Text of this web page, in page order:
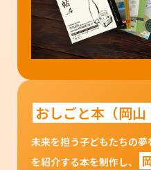
おしごと本（岡山
未来を担う子どもたちの
を紹介する本を制作し、